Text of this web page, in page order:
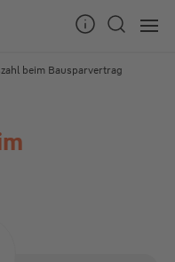
beim Bausparvertrag